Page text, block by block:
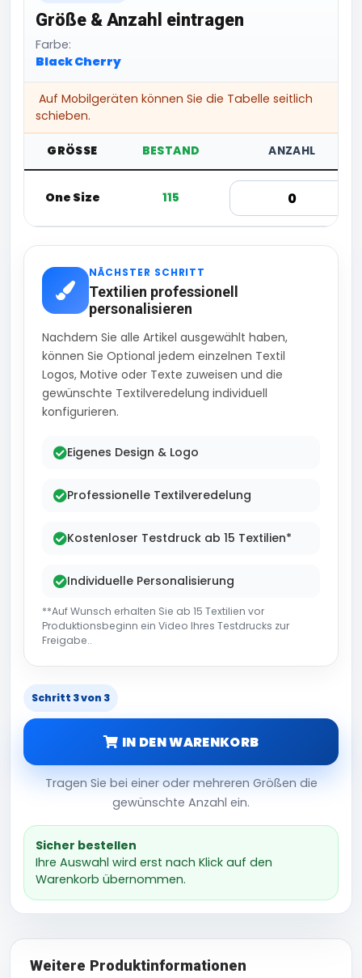
Größe & Anzahl eintragen
Farbe:
Black Cherry
Auf Mobilgeräten können Sie die Tabelle seitlich
schieben.
GRÖSSE BESTAND ANZAHL
One Size 115
NÄCHSTER SCHRITT
Textilien professionell
personalisieren
Nachdem Sie alle Artikel ausgewählt haben,
können Sie Optional jedem einzelnen Textil
Logos, Motive oder Texte zuweisen und die
gewünschte Textilveredelung individuell
konfigurieren.
Eigenes Design & Logo
Professionelle Textilveredelung
Kostenloser Testdruck ab 15 Textilien*
Individuelle Personalisierung
**Auf Wunsch erhalten Sie ab 15 Textilien vor
Produktionsbeginn ein Video Ihres Testdrucks zur
Freigabe..
Schritt 3 von 3
IN DEN WARENKORB
Tragen Sie bei einer oder mehreren Größen die
gewünschte Anzahl ein.
Sicher bestellen
Ihre Auswahl wird erst nach Klick auf den
Warenkorb übernommen.
Weitere Produktinformationen